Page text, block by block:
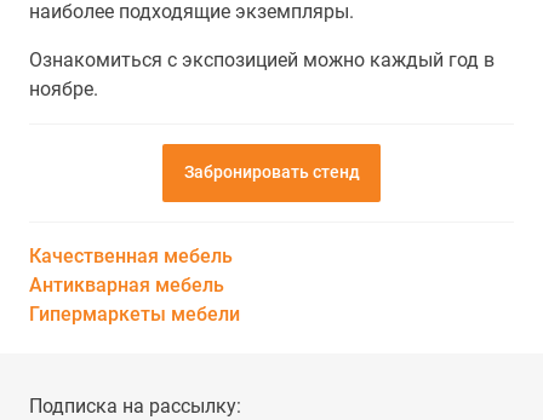
наиболее подходящие экземпляры.
Ознакомиться с экспозицией можно каждый год в
ноябре.
Забронировать стенд
Качественная мебель
Антикварная мебель
Гипермаркеты мебели
Подписка на рассылку: